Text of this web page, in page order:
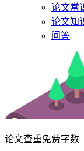
论文常
论文知
问答
论文查重免费字数